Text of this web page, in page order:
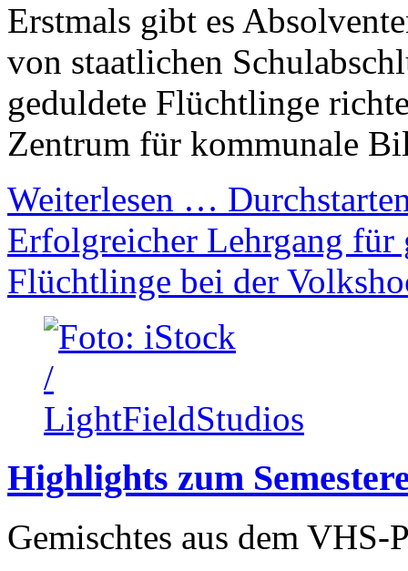
Erstmals gibt es
von staatlichen
geduldete Flüchtlinge
Zentrum für kommunale
Weiterlesen …
Erfolgreicher Lehrgang für
Flüchtlinge bei der
Highlights zum
Gemischtes aus dem VHS-